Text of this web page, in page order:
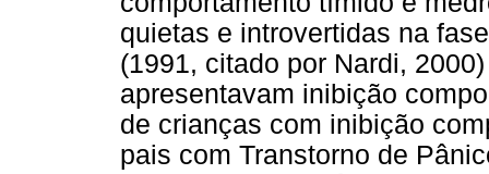
quietas e introvertidas na
(1991, citado por Nardi,
apresentavam inibição
de crianças com inibição
pais com Transtorno de